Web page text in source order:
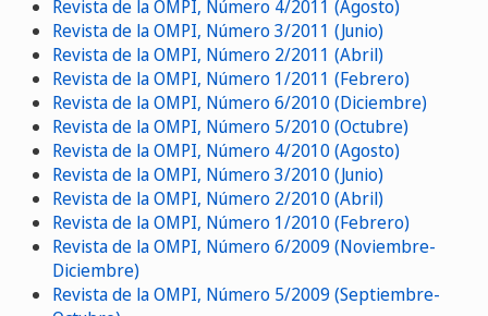
Revista de la OMPI, Número 4/2011 (Agosto)
Revista de la OMPI, Número 3/2011 (Junio)
Revista de la OMPI, Número 2/2011 (Abril)
Revista de la OMPI, Número 1/2011 (Febrero)
Revista de la OMPI, Número 6/2010 (Diciembre)
Revista de la OMPI, Número 5/2010 (Octubre)
Revista de la OMPI, Número 4/2010 (Agosto)
Revista de la OMPI, Número 3/2010 (Junio)
Revista de la OMPI, Número 2/2010 (Abril)
Revista de la OMPI, Número 1/2010 (Febrero)
Revista de la OMPI, Número 6/2009 (Noviembre-
Diciembre)
Revista de la OMPI, Número 5/2009 (Septiembre-